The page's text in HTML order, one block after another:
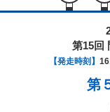
第15回
【発走時刻】
第